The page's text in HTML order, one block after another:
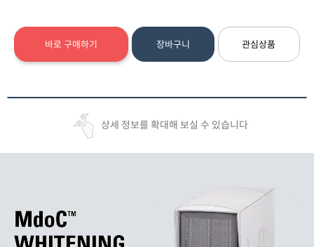
바로 구매하기 장바구니 관심상품
상세 정보를 확대해 보실 수 있습니다